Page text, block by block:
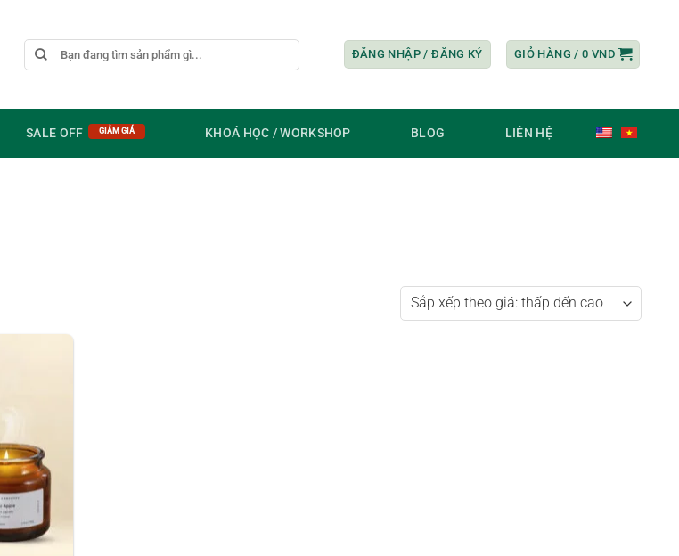
Tìm
kiếm:
ĐĂNG NHẬP / ĐĂNG KÝ GIỎ HÀNG /0 VND
SALE OFF KHOÁ HỌC / WORKSHOP BLOG LIÊN HỆ